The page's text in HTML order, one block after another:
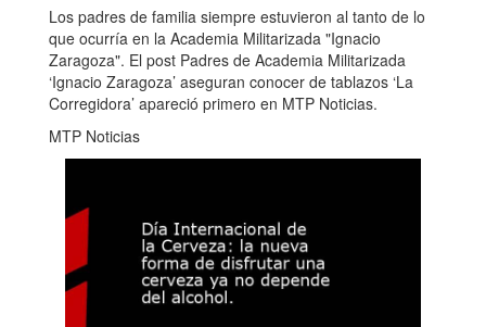
Los padres de familia siempre estuvieron al tanto de lo
que ocurría en la Academia Militarizada "Ignacio
Zaragoza". El post Padres de Academia Militarizada
‘Ignacio Zaragoza’ aseguran conocer de tablazos ‘La
Corregidora’ apareció primero en MTP Noticias.
MTP Noticias